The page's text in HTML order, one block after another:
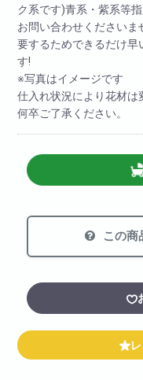
ク系です)青系・紫系等
お問い合わせください
要するためできるだけ早
す!
※写真はイメージです
仕入れ状況により花材は
何卒ご了承ください。
この商